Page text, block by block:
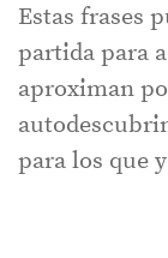
Estas frases
partida para
aproximan
para los que